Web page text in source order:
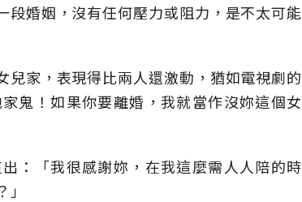
婚姻，沒有任何壓力或阻力，是不太可能
家，表現得比兩人還激動，猶如電視劇的
鬼！如果你要離婚，我就當作沒妳這個女
：「我很感謝妳，在我這麼需人人陪的時